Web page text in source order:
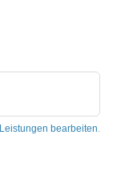
Leistungen bearbeiten.